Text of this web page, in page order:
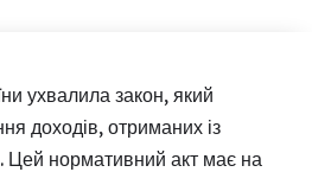
ухвалила закон, який
доходів, отриманих із
нормативний акт має на